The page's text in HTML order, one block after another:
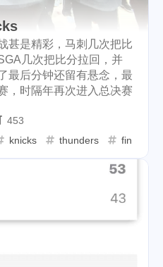
甚是精彩，马刺几次把比
几次把比分拉回，并
最后分钟还留有悬念，最
，时隔年再次进入总决赛
453
knicks thunders final